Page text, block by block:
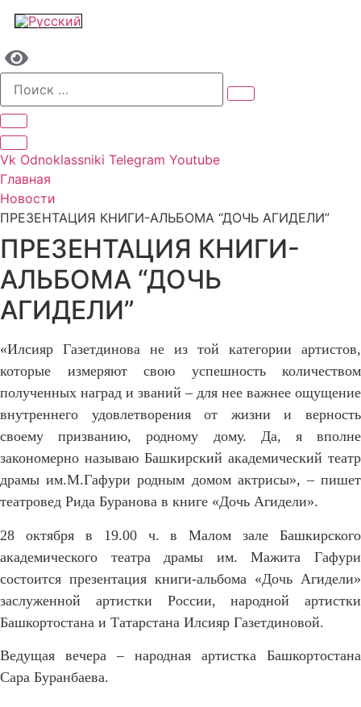
Vk Odnoklassniki Telegram Youtube
Главная
Новости
ПРЕЗЕНТАЦИЯ КНИГИ-АЛЬБОМА “ДОЧЬ АГИДЕЛИ”
ПРЕЗЕНТАЦИЯ КНИГИ-
АЛЬБОМА “ДОЧЬ
АГИДЕЛИ”
«Илсияр Газетдинова не из той категории артистов,
которые измеряют свою успешность количеством
полученных наград и званий – для нее важнее ощущение
внутреннего удовлетворения от жизни и верность
своему призванию, родному дому. Да, я вполне
закономерно называю Башкирский академический театр
драмы им.М.Гафури родным домом актрисы», – пишет
театровед Рида Буранова в книге «Дочь Агидели».
28 октября в 19.00 ч. вМалом зале Башкирского
академического театра драмы им. Мажита Гафури
состоится презентация книги-альбома «Дочь Агидели»
заслуженной артистки России, народной артистки
Башкортостана и Татарстана Илсияр Газетдиновой.
Ведущая вечера – народная артистка Башкортостана
Сара Буранбаева.